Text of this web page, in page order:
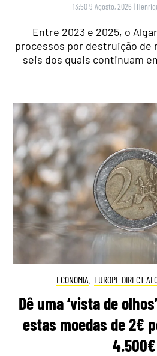
13:50 9 Agosto, 2026 |
Entre 2023 e 2025, o
processos por destruição de
seis dos quais continuam
ECONOMIA, EUROPE DIRECT
Dê uma ‘vista de
estas moedas de 2€
4.500€